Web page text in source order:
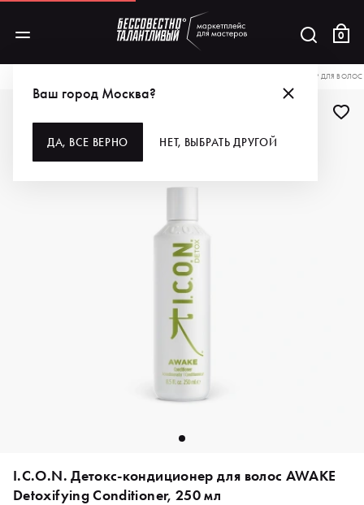
0
Ваш город Москва?
ДА, ВСЕ ВЕРНО НЕТ, ВЫБРАТЬ ДРУГОЙ
I.C.O.N. ДЕТОКС-КОНДИЦИОНЕР ДЛЯ ВОЛОС
I.C.O.N. Детокс-кондиционер для волос AWAKE
Detoxifying Conditioner, 250 мл